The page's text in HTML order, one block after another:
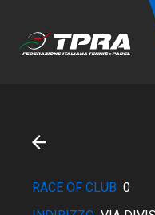
RACE OF CLUB 0